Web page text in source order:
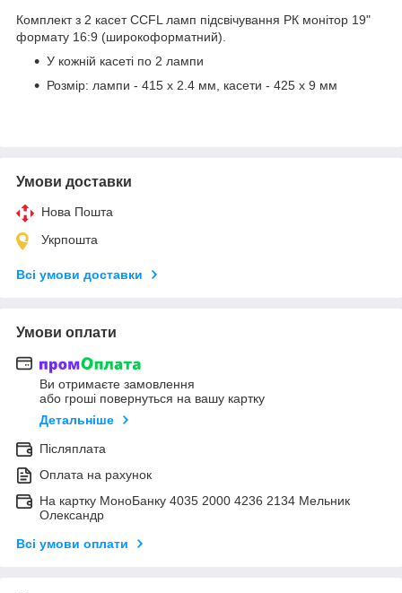
Комплект з 2 касет CCFL ламп підсвічування РК монітор 19"
формату 16:9 (широкоформатний).
У кожній касеті по 2 лампи
Розмір: лампи - 415 х 2.4 мм, касети - 425 х 9 мм
Умови доставки
Нова Пошта
Укрпошта
Всі умови доставки
Умови оплати
Ви отримаєте замовлення
або гроші повернуться на вашу картку
Детальніше
Післяплата
Оплата на рахунок
На картку МоноБанку 4035 2000 4236 2134 Мельник
Олександр
Всі умови оплати